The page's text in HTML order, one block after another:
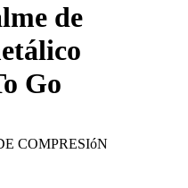
de
Go
COMPRESIóN